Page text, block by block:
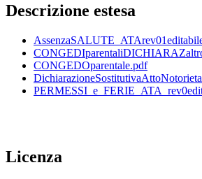
Descrizione estesa
CONGEDOparentale.pdf
Licenza